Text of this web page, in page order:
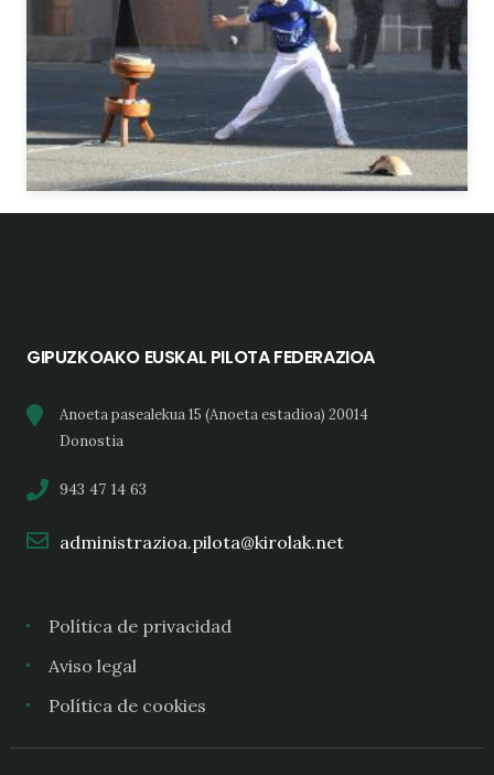
GIPUZKOAKO EUSKAL PILOTA FEDERAZIOA
Anoeta pasealekua 15 (Anoeta estadioa) 20014
Donostia
943 47 14 63
administrazioa.pilota@kirolak.net
Política de privacidad
Aviso legal
Política de cookies